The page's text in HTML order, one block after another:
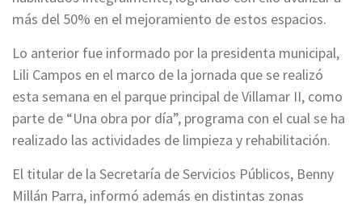
más del 50% en el mejoramiento de estos espacios.
Lo anterior fue informado por la presidenta municipal,
Lili Campos en el marco de la jornada que se realizó
esta semana en el parque principal de Villamar II, como
parte de “Una obra por día”, programa con el cual se ha
realizado las actividades de limpieza y rehabilitación.
El titular de la Secretaría de Servicios Públicos, Benny
Millán Parra, informó además en distintas zonas